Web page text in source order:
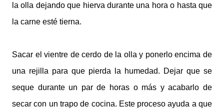
la olla dejando que hierva durante una hora o hasta que
la carne esté tierna.
Sacar el vientre de cerdo de la olla y ponerlo encima de
una rejilla para que pierda la humedad. Dejar que se
seque durante un par de horas o más y acabarlo de
secar con un trapo de cocina. Este proceso ayuda a que